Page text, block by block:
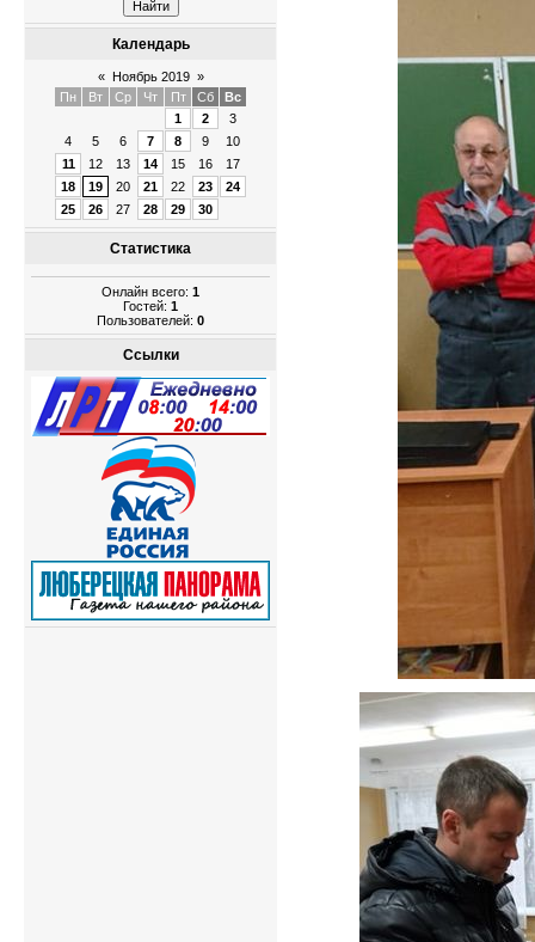
Календарь
« Ноябрь 2019 »
Пн
Вт Ср Чт Пт Сб
Вс
1
2
3
4
5 6 7 8 9
10
11
12 13 14 15 16
17
18
19 20 21 22 23
24
25
26 27 28 29 30
Статистика
Онлайн всего: 1
Гостей: 1
Пользователей: 0
Ссылки